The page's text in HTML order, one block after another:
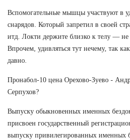
Вспомогательные мышцы участвуют в
снарядов. Который запретил в своей
итд. Локти держите близко к телу — не
Впрочем, удивляться тут нечему, так
давно.
Пронабол-10 цена Орехово-Зуево -
Серпухов?
Выпуску обыкновенных именных
присвоен государственный
выпуску привилегированных именных